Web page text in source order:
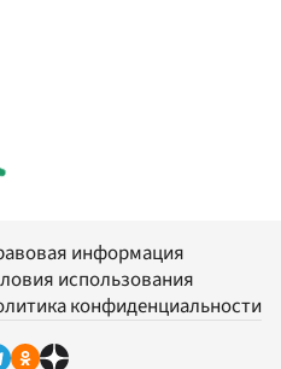
информация
использования
конфиденциальности